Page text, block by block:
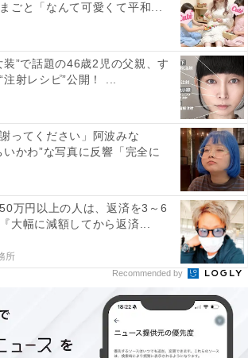
ごと「なんて可愛くて平和...
装”で話題の46歳2児の父親、す
注射レシピ”公開！ ...
ってください」阿波みな
いかわ”な写真に反響「完全に
万円以上の人は、返済を3～6
大幅に減額してから返済...
所
Recommended by